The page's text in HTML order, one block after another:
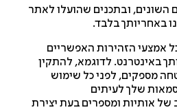
ובתכנים שהועלו לאתר
בלבד.
הזהירות האפשריים
לדוגמא, להתקין
לפני כל שימוש
שלך לעיתים
ומספרים בעת יצירת